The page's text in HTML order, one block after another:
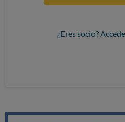
¿Eres socio?